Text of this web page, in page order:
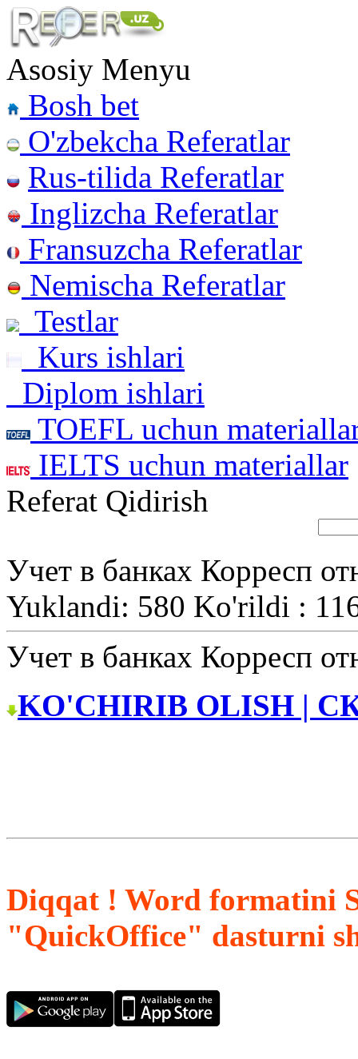
Asosiy Menyu
Bosh bet
O'zbekcha Referatlar
Rus-tilida Referatlar
Inglizcha Referatlar
Fransuzcha Referatlar
Nemischa Referatlar
Testlar
Kurs ishlari
Diplom ishlari
TOEFL uchun
IELTS uchun materiallar
Referat Qidirish
Учет в банках Корресп
Yuklandi: 580 Ko'rildi :
Учет в банках Корресп
KO'CHIRIB OLISH |
Diqqat ! Word formatini
"QuickOffice" dasturni